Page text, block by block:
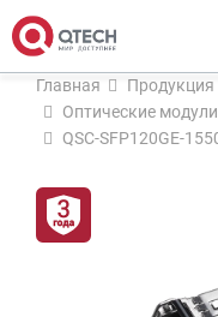
Главная Продукция
Оптические модули
QSC-SFP120GE-